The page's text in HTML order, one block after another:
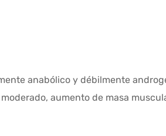
anabólico y débilmente
aumento de masa